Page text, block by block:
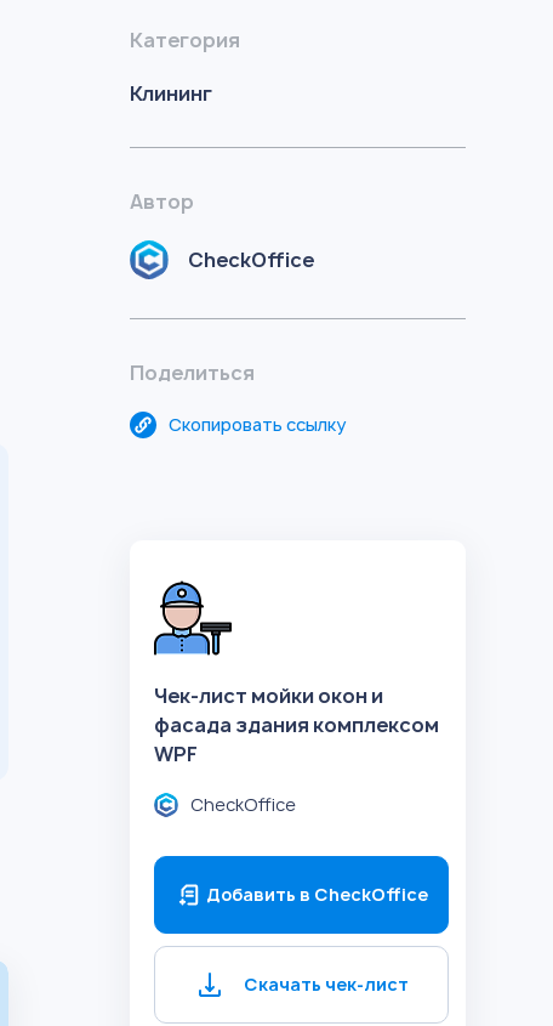
Категория
Клининг
Автор
CheckOffice
Поделиться
Скопировать ссылку
Чек-лист мойки окон и
фасада здания комплексом
WPF
CheckOffice
Добавить в CheckOffice
Скачать чек-лист